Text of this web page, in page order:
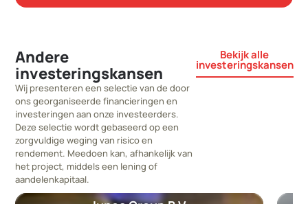
Andere
investeringskansen
Wij presenteren een selectie van de door
ons georganiseerde financieringen en
investeringen aan onze investeerders.
Deze selectie wordt gebaseerd op een
zorgvuldige weging van risico en
rendement. Meedoen kan, afhankelijk van
het project, middels een lening of
aandelenkapitaal.
Bekijk alle
investeringskansen